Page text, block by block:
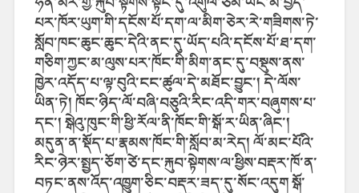
པར་ཁོར་ཡུག་གི་དངོས་པོ་དག་ལ་མིག་ཅེར་རེ་གཟིགས་ཏེ་
སློབ་ཁང་ཆུང་ཆུང་དེའི་ནང་དུ་ཡོད་པའི་དངོས་པོ་ཐ་དག་
གཅིག་ཀྱང་མ་ལུས་པར་ཁོང་གི་མིག་ནང་དུ་བསྡུས་ནས་
ཁྱེར་འདོད་པ་ལྟ་བུའི་ངང་ཚུལ་དེ་མཐོང་བྱུང་། དེ་ལོས་
ཡིན་ཏེ། ཁོང་ཉིད་ལོ་བཞི་བཅུའི་རིང་འདི་གར་བཞུགས་པ་
དང་། སྒེའུ་ཁུང་གི་ཕྱི་རོལ་ནི་ཁོང་གི་སྒོ་ར་ཡིན་ཞིང་།
མདུན་ན་སྡོད་པ་རྣམས་ཁོང་གི་སློབ་མ་རེད། ལོ་མང་པོའི་
རིང་ཉེར་སྤྱད་ཅོག་ཙེ་དང་རྐུབ་སྟེགས་ལ་ཕྱིས་བརྡར་ཁོ་ན་
བཏང་ནས་འོད་འཁྱུག་ཅིང་བརྡར་ཟད་དུ་སོང་འདུག སྒོ་